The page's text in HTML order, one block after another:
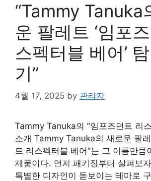
“Tammy Tanuka
운 팔레트 ‘임포
스펙터블 베어’
기”
4월 17, 2025 by 관리자
Tammy Tanuka의 "임포즈던트 리
소개 Tammy Tanuka의 새로운 팔
트 리스펙터블 베어"는 그 이름만큼
제품이다. 먼저 패키징부터 살펴보
특별한 디자인이 돋보이는 테마로